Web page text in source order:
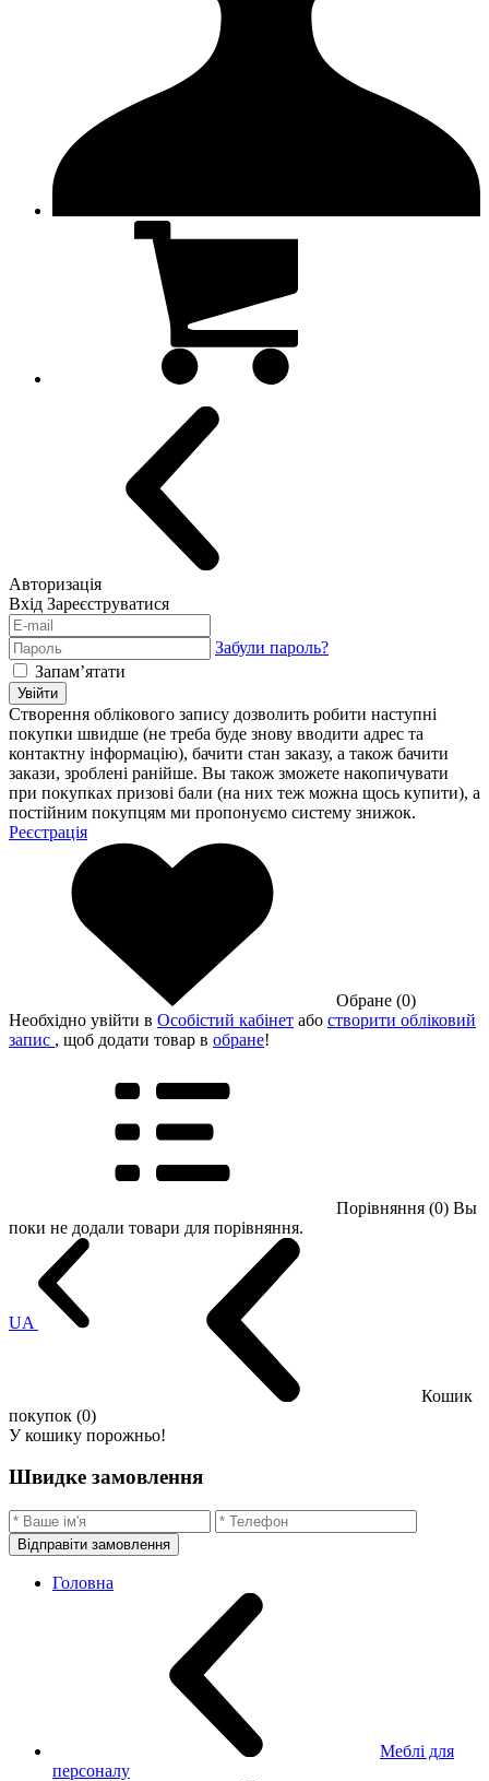
Авторизація
Вхід Зареєструватися
Забули пароль?
Запам’ятати
Увійти
Створення облікового запису дозволить робити наступні
покупки швидше (не треба буде знову вводити адрес та
контактну інформацію), бачити стан заказу, а також бачити
закази, зроблені ранійше. Вы також зможете накопичувати
при покупках призові бали (на них теж можна щось купити), а
постійним покупцям ми пропонуємо систему знижок.
Реєстрація
Обране (0)
Необхідно увійти в Особістий кабінет або створити обліковий
запис , щоб додати товар в обране!
Порівняння (0) Вы
поки не додали товари для порівняння.
UA
Кошик
покупок (0)
У кошику порожньо!
Швидке замовлення
Відправіти замовлення
Головна
Меблі для
персоналу